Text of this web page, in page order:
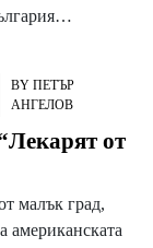
BY ПЕТЪР
АНГЕЛОВ
от
малък град,
американската